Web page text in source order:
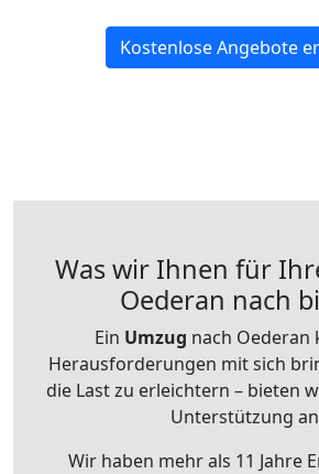
Kostenlose Angebote
Was wir Ihnen für
Oederan nach
Ein Umzug nach Oederan
Herausforderungen mit sich
die Last zu erleichtern – bieten
Unterstützung
Wir haben mehr als 11 Jahre